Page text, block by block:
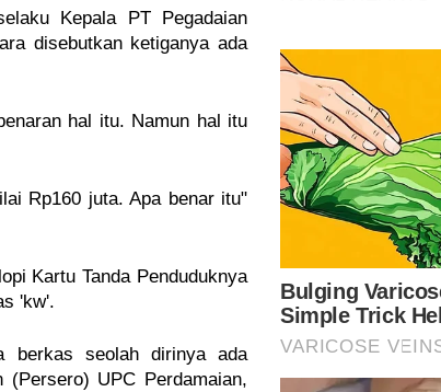
Kepala PT Pegadaian
disebutkan ketiganya ada
hal itu. Namun hal itu
Rp160 juta. Apa benar itu"
Kartu Tanda Penduduknya
'kw'.
berkas seolah dirinya ada
UPC Perdamaian,